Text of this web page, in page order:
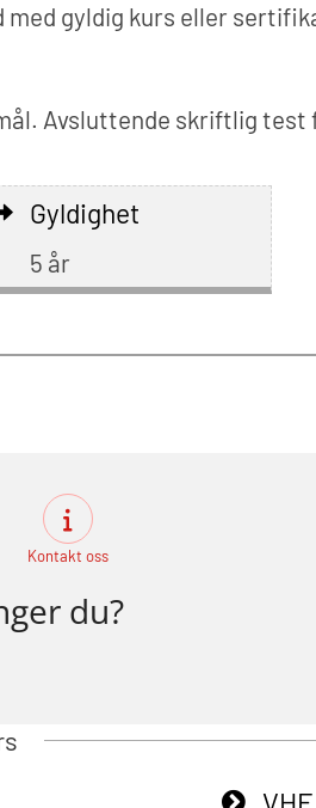
med gyldig kurs eller
Avsluttende skriftlig test
Gyldighet
5 år
Kontakt oss
du?